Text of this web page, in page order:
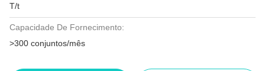
T/t
Capacidade De Fornecimento:
>300 conjuntos/mês